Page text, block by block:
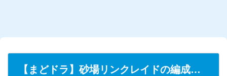
【まどドラ】砂場リンクレイドの編成…